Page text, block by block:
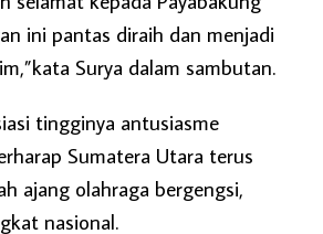
ini pantas diraih dan menjadi
Surya dalam sambutan.
tingginya antusiasme
Sumatera Utara terus
ajang olahraga bergengsi,
nasional.